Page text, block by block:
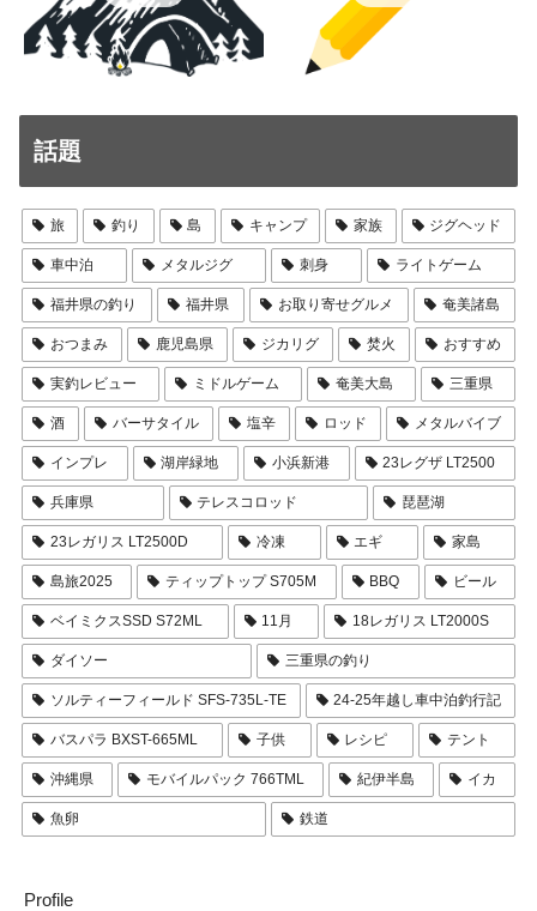
話題
旅 釣り 島 キャンプ 家族 ジグヘッド
車中泊 メタルジグ 刺身 ライトゲーム
福井県の釣り 福井県 お取り寄せグルメ 奄美諸島
おつまみ 鹿児島県 ジカリグ 焚火 おすすめ
実釣レビュー ミドルゲーム 奄美大島 三重県
酒 バーサタイル 塩辛 ロッド メタルバイブ
インプレ 湖岸緑地 小浜新港 23レグザ LT2500
兵庫県 テレスコロッド 琵琶湖
23レガリス LT2500D 冷凍 エギ 家島
島旅2025 ティップトップ S705M BBQ ビール
ベイミクスSSD S72ML 11月 18レガリス LT2000S
ダイソー 三重県の釣り
ソルティーフィールド SFS-735L-TE 24-25年越し車中泊釣行記
バスパラ BXST-665ML 子供 レシピ テント
沖縄県 モバイルパック 766TML 紀伊半島 イカ
魚卵 鉄道
Profile